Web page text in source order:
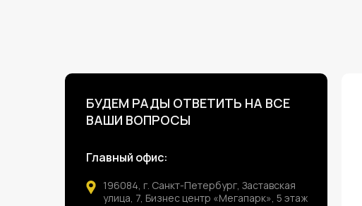
БУДЕМ РАДЫ ОТВЕТИТЬ НА ВСЕ
ВАШИ ВОПРОСЫ
196084, г. Санкт-Петербург, Заставская
улица, 7, Бизнес центр «Мегапарк», 5 этаж
Главный офис: